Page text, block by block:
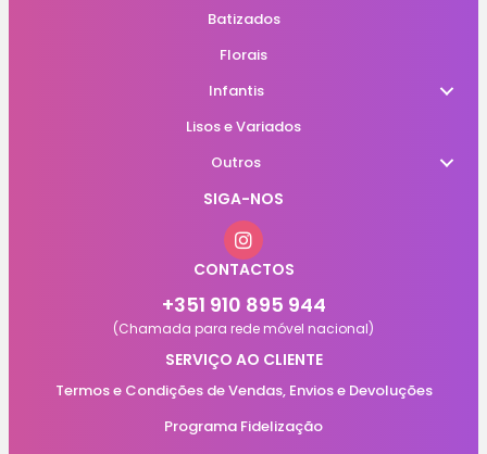
Batizados
Florais
Infantis
Lisos e Variados
Outros
SIGA-NOS
CONTACTOS
+351 910 895 944
(Chamada para rede móvel nacional)
SERVIÇO AO CLIENTE
Termos e Condições de Vendas, Envios e Devoluções
Programa Fidelização